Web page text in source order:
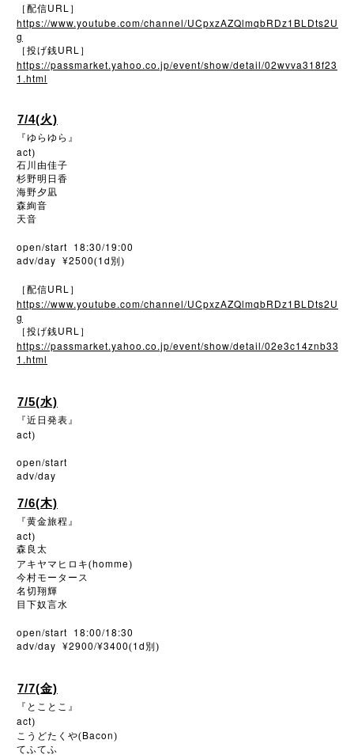
［配信URL ］
https://www.youtube.com/channel/UCpxzAZQlmqbRDz1BLDts2U
g
［投げ銭URL ］
https://passmarket.yahoo.co.jp/event/show/detail/02wvva318f23
1.html
7/4(火)
『ゆらゆら』
act)
石川由佳子
杉野明日香
海野夕凪
森絢音
天音
open/start 18:30/19:00
adv/day ¥2500(1d 別)
［配信URL ］
https://www.youtube.com/channel/UCpxzAZQlmqbRDz1BLDts2U
g
［投げ銭URL ］
https://passmarket.yahoo.co.jp/event/show/detail/02e3c14znb33
1.html
7/5(水)
『近日発表』
act)
open/start
adv/day
7/6(木)
『黄金旅程』
act)
森良太
アキヤマヒロキ(homme)
今村モータース
名切翔輝
目下奴言水
open/start 18:00/18:30
adv/day ¥2900/¥3400(1d 別)
7/7(金)
『とことこ』
act)
こうどたくや(Bacon)
てふてふ